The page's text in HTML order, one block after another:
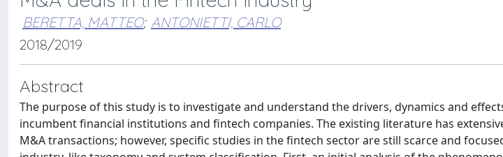
BERETTA, MATTEO; ANTONIETTI, CARLO
2018/2019
Abstract
The purpose of this study is to investigate and understand the drivers, dynamics and
incumbent financial institutions and fintech companies. The existing literature has
M&A transactions; however, specific studies in the fintech sector are still scarce and